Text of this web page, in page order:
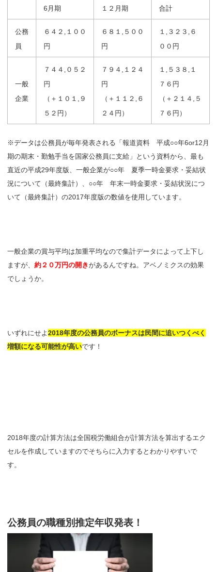
6月期 １２月期 合計
公務
員
６４２,１００
円
６８１,５００
円
１,３２３,６
００円
一般
企業
７４４,０５２
円
（＋１０１,９
５２円）
７９４,１２４
円
（＋１１２,６
２４円）
１,５３８,１
７６円
（＋２１４,５
７６円）
※データは公務員が毎年発表される「報道資料 平成○○年6or12月
期の期末・勤勉手当を国家公務員に支給」という資料から、最も
直近の平成29年度版、一般企業が○○年 夏季一時金要求・妥結状
況について（最終集計）、○○年 年末一時金要求・妥結状況につ
いて（最終集計）の2017年度版の数値を使用しています。
一般企業の賞与平均は加重平均なので集計データによって上下し
ますが、 約２０万円の開きがあるんですね。アベノミクスの効果
でしょうか。
いずれにせよ2018年度の公務員のボーナスは民間に追いつくべく
増額になる可能性が高いです！
2018年度の計算方法は全国税労働組合が計算方法を算出するエク
セルを作成していますのでそちらに入力するとわかりやすいで
す。
公務員の職種別推定年収発表！